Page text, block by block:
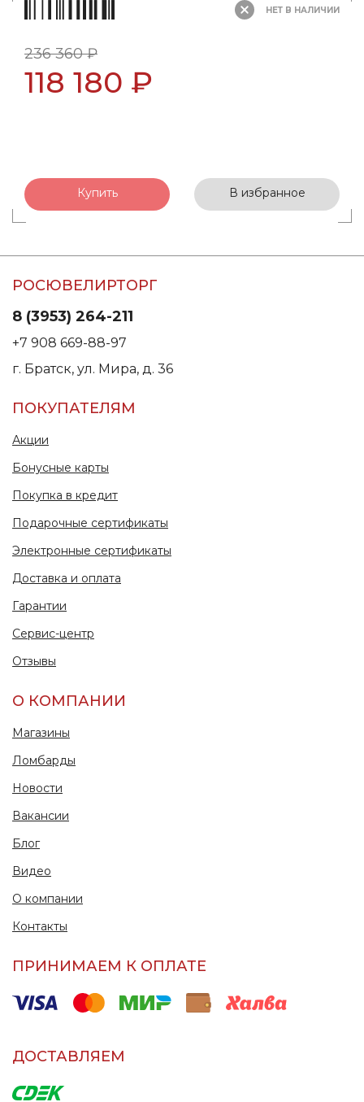
НЕТ В НАЛИЧИИ
236 360 ₽
118 180 ₽
Купить В избранное
РОСЮВЕЛИРТОРГ
8 (3953) 264-211
+7 908 669-88-97
г. Братск, ул. Мира, д. 36
ПОКУПАТЕЛЯМ
Акции
Бонусные карты
Покупка в кредит
Подарочные сертификаты
Электронные сертификаты
Доставка и оплата
Гарантии
Сервис-центр
Отзывы
О КОМПАНИИ
Магазины
Ломбарды
Новости
Вакансии
Блог
Видео
О компании
Контакты
ПРИНИМАЕМ К ОПЛАТЕ
ДОСТАВЛЯЕМ